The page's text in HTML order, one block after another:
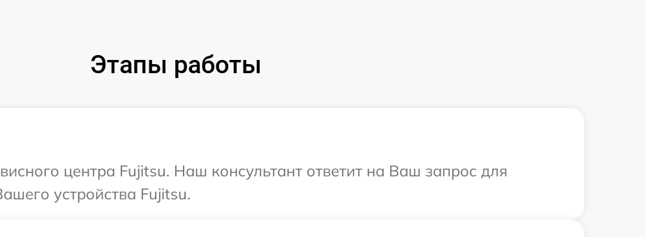
Этапы работы
центра Fujitsu. Наш консультант ответит на Ваш запрос для
устройства Fujitsu.